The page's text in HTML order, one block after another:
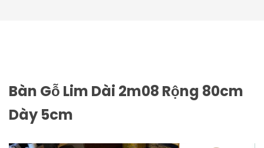
Bàn Gỗ Lim Dài 2m08 Rộng 80cm
Dày 5cm